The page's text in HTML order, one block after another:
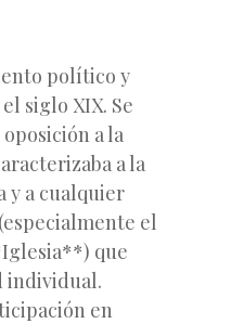
político y
siglo XIX. Se
a la
a la
y a cualquier
el
que
individual.
en